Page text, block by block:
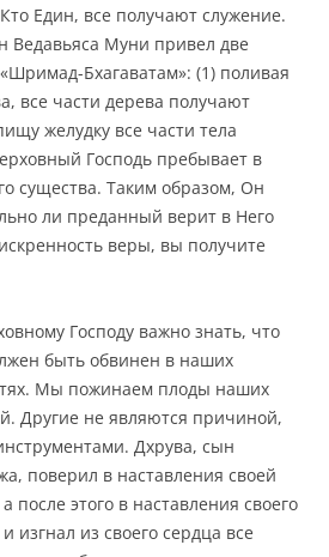
Един, все получают служение.
Муни привел две
Бхагаватам»: (1) поливая
все части дерева получают
желудку все части тела
Господь пребывает в
существа. Таким образом, Он
ли преданный верит в Него
веры, вы получите
Господу важно знать, что
быть обвинен в наших
Мы пожинаем плоды наших
Другие не являются причиной,
Дхрува, сын
поверил в наставления своей
после этого в наставления своего
изгнал из своего сердца все